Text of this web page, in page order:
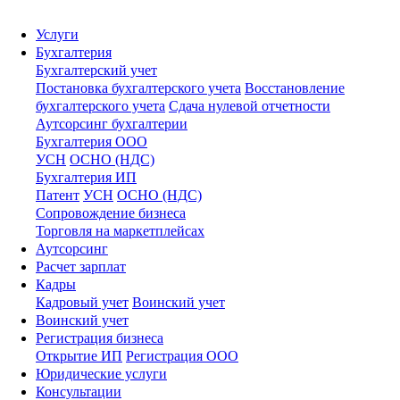
Услуги
Бухгалтерия
Бухгалтерский учет
Постановка бухгалтерского учета Восстановление
бухгалтерского учета Сдача нулевой отчетности
Аутсорсинг бухгалтерии
Бухгалтерия ООО
УСН ОСНО (НДС)
Бухгалтерия ИП
Патент УСН ОСНО (НДС)
Сопровождение бизнеса
Торговля на маркетплейсах
Аутсорсинг
Расчет зарплат
Кадры
Кадровый учет Воинский учет
Воинский учет
Регистрация бизнеса
Открытие ИП Регистрация ООО
Юридические услуги
Консультации